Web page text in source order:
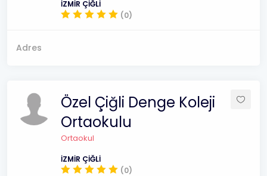
İZMİR ÇİĞLİ
(0)
Adres
Özel Çiğli Denge Koleji
Ortaokulu
Ortaokul
İZMİR ÇİĞLİ
(0)